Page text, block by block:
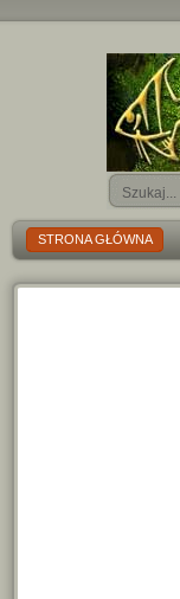
STRONA GŁÓWNA